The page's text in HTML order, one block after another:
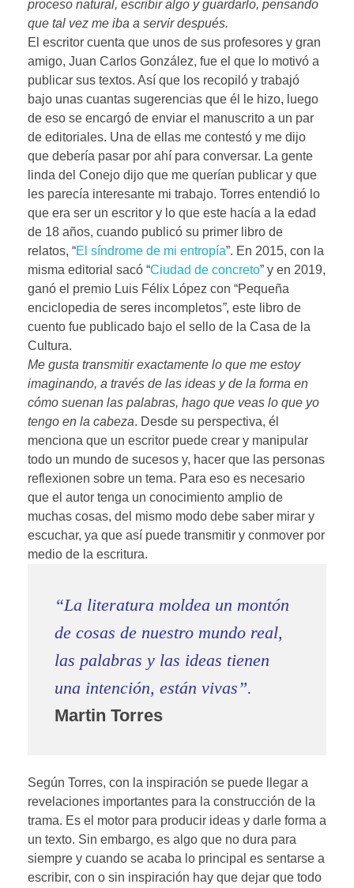
proceso natural, escribir algo y guardarlo, pensando
que tal vez me iba a servir después.
El escritor cuenta que unos de sus profesores y gran
amigo, Juan Carlos González, fue el que lo motivó a
publicar sus textos. Así que los recopiló y trabajó
bajo unas cuantas sugerencias que él le hizo, luego
de eso se encargó de enviar el manuscrito a un par
de editoriales. Una de ellas me contestó y me dijo
que debería pasar por ahí para conversar. La gente
linda del Conejo dijo que me querían publicar y que
les parecía interesante mi trabajo. Torres entendió lo
que era ser un escritor y lo que este hacía a la edad
de 18 años, cuando publicó su primer libro de
relatos, “El síndrome de mi entropía”. En 2015, con la
misma editorial sacó “Ciudad de concreto” y en 2019,
ganó el premio Luis Félix López con “Pequeña
enciclopedia de seres incompletos”, este libro de
cuento fue publicado bajo el sello de la Casa de la
Cultura.
Me gusta transmitir exactamente lo que me estoy
imaginando, a través de las ideas y de la forma en
cómo suenan las palabras, hago que veas lo que yo
tengo en la cabeza. Desde su perspectiva, él
menciona que un escritor puede crear y manipular
todo un mundo de sucesos y, hacer que las personas
reflexionen sobre un tema. Para eso es necesario
que el autor tenga un conocimiento amplio de
muchas cosas, del mismo modo debe saber mirar y
escuchar, ya que así puede transmitir y conmover por
medio de la escritura.
“La literatura moldea un montón
de cosas de nuestro mundo real,
las palabras y las ideas tienen
una intención, están vivas”.
Martin Torres
Según Torres, con la inspiración se puede llegar a
revelaciones importantes para la construcción de la
trama. Es el motor para producir ideas y darle forma a
un texto. Sin embargo, es algo que no dura para
siempre y cuando se acaba lo principal es sentarse a
escribir, con o sin inspiración hay que dejar que todo